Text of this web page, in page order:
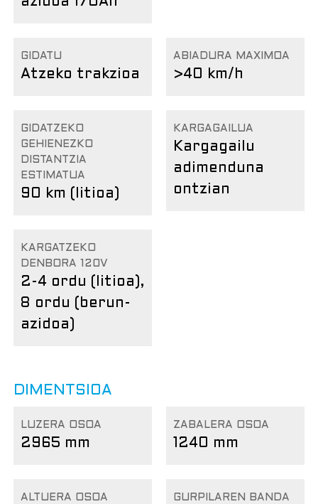
GIDATU
Atzeko trakzioa
ABIADURA MAXIMOA
>40 km/h
GIDATZEKO
GEHIENEZKO
DISTANTZIA
ESTIMATUA
90 km (litioa)
KARGAGAILUA
Kargagailu
adimenduna
ontzian
KARGATZEKO
DENBORA 120V
2-4 ordu (litioa),
8 ordu (berun-
azidoa)
DIMENTSIOA
LUZERA OSOA
2965 mm
ZABALERA OSOA
1240 mm
ALTUERA OSOA GURPILAREN BANDA